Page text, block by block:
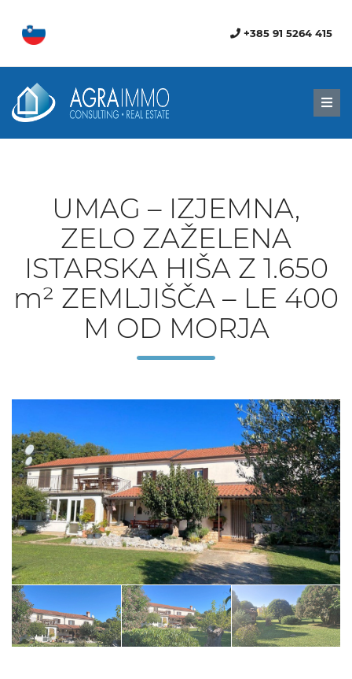
+385 91 5264 415
UMAG – IZJEMNA,
ZELO ZAŽELENA
ISTARSKA HIŠA Z 1.650
m² ZEMLJIŠČA – LE 400
M OD MORJA